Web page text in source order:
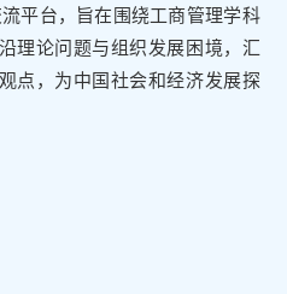
平台，旨在围绕工商管理学科
理论问题与组织发展困境，汇
点，为中国社会和经济发展探